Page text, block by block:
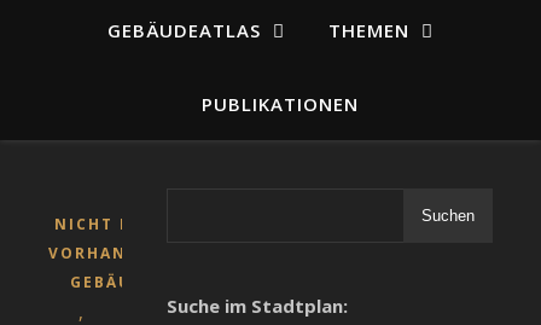
GEBÄUDEATLAS THEMEN
PUBLIKATIONEN
NICHT MEHR
VORHANDENE
GEBÄUDE
,
Suchen
Suche im Stadtplan: